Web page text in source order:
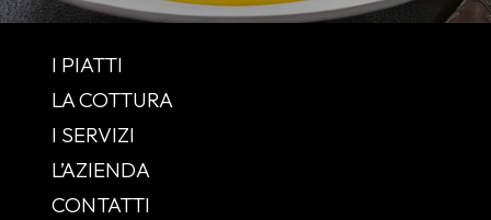
I PIATTI
LA COTTURA
I SERVIZI
L’AZIENDA
CONTATTI